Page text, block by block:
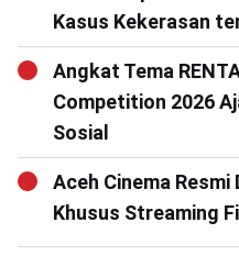
Kasus Kekerasan
Angkat Tema
Competition 2026
Sosial
Aceh Cinema
Khusus Streaming